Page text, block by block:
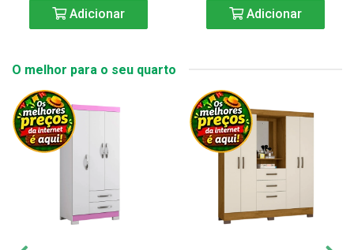
Adicionar Adicionar
O melhor para o seu quarto